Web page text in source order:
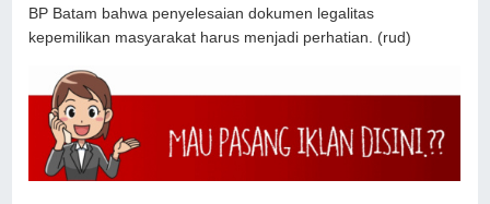
BP Batam bahwa penyelesaian dokumen legalitas
kepemilikan masyarakat harus menjadi perhatian. (rud)